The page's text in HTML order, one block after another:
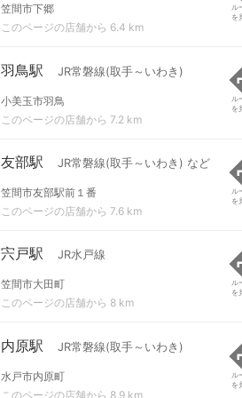
笠間市下郷
このページの店舗から 6.4 km
ル
を
羽鳥駅 JR常磐線(取手～いわき)
小美玉市羽鳥
このページの店舗から 7.2 km
ル
を
友部駅 JR常磐線(取手～いわき) など
笠間市友部駅前１番
このページの店舗から 7.6 km
ル
を
宍戸駅 JR水戸線
笠間市大田町
このページの店舗から 8 km
ル
を
内原駅 JR常磐線(取手～いわき)
水戸市内原町
このページの店舗から 8.9 km
ル
を